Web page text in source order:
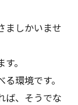
ましかいませ
。
環境です。
ば、そうでな